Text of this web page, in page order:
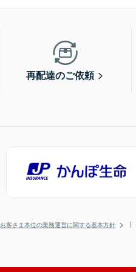
再配達のご依頼
お客さま本位の業務運営に関する基本方針